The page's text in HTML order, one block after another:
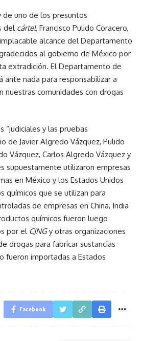
de uno de los presuntos
del cártel, Francisco Pulido Coracero,
alcance del Departamento
al gobierno de México por
extradición. El Departamento de
ante nada para responsabilizar a
nuestras comunidades con drogas
“judiciales y las pruebas
de Javier Algredo Vázquez, Pulido
Vázquez, Carlos Algredo Vázquez y
supuestamente utilizaron empresas
en México y los Estados Unidos
químicos que se utilizan para
de empresas en China, India
químicos fueron luego
por el CJNGy otras organizaciones
drogas para fabricar sustancias
fueron importadas a Estados
Facebook